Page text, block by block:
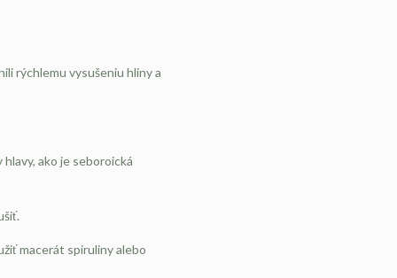
rýchlemu vysušeniu hliny a
ako je seboroická
macerát spiruliny alebo